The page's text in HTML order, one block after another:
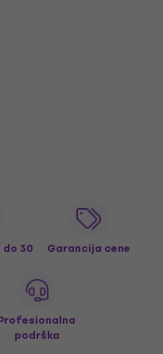
30
Garancija cene
podrška